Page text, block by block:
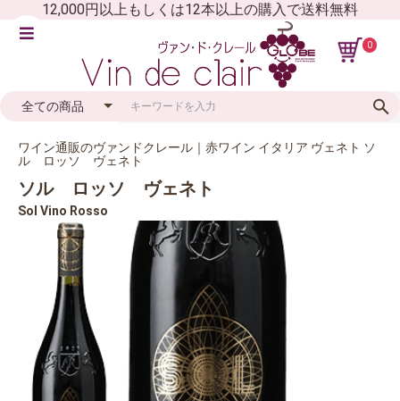
12,000円以上もしくは12本以上の購入で送料無料
0
ワイン通販のヴァンドクレール｜赤ワイン イタリア ヴェネト ソ
ル ロッソ ヴェネト
ソル ロッソ ヴェネト
Sol Vino Rosso